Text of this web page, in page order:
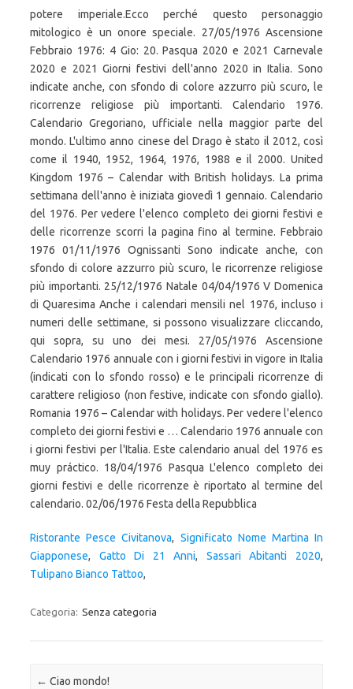
Ristorante Pesce Civitanova, Significato Nome Martina In
Giapponese, Gatto Di 21 Anni, Sassari Abitanti 2020,
Tulipano Bianco Tattoo,
Categoria: Senza categoria
Navigazione articolo
← Ciao mondo!